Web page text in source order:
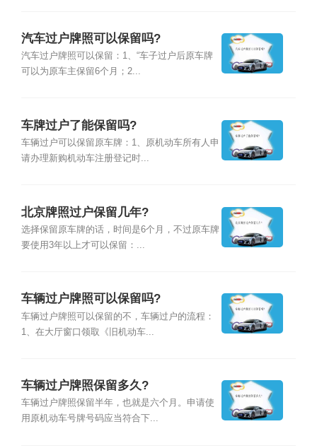
汽车过户牌照可以保留吗?
汽车过户牌照可以保留：1、“车子过户后原车牌
可以为原车主保留6个月；2...
车牌过户了能保留吗?
车辆过户可以保留原车牌：1、原机动车所有人申
请办理新购机动车注册登记时...
北京牌照过户保留几年?
选择保留原车牌的话，时间是6个月，不过原车牌
要使用3年以上才可以保留：...
车辆过户牌照可以保留吗?
车辆过户牌照可以保留的不，车辆过户的流程：
1、在大厅窗口领取《旧机动车...
车辆过户牌照保留多久?
车辆过户牌照保留半年，也就是六个月。申请使
用原机动车号牌号码应当符合下...